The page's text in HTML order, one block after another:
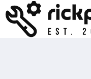
naar
de
inhoud